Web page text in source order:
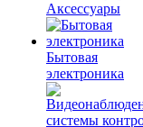
Аксессуары
Бытовая
электроника